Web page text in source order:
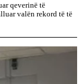
qeverinë të
valën rekord të të